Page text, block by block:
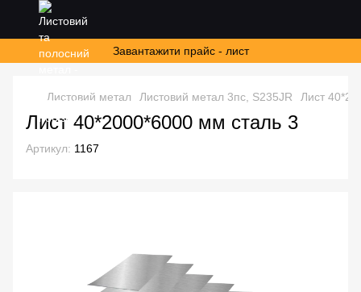
Завантажити прайс - лист
Листовий метал Листовий метал 3пс, S235JR Лист
Лист 40*2000*6000 мм сталь 3
Артикул: 1167